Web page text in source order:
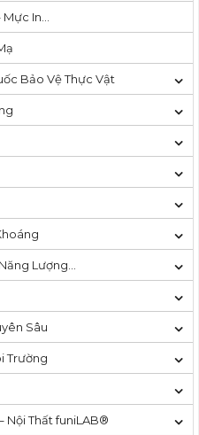
In…
Bảo Vệ Thực Vật
Lượng…
Sâu
Trường
Nội Thất funiLAB®